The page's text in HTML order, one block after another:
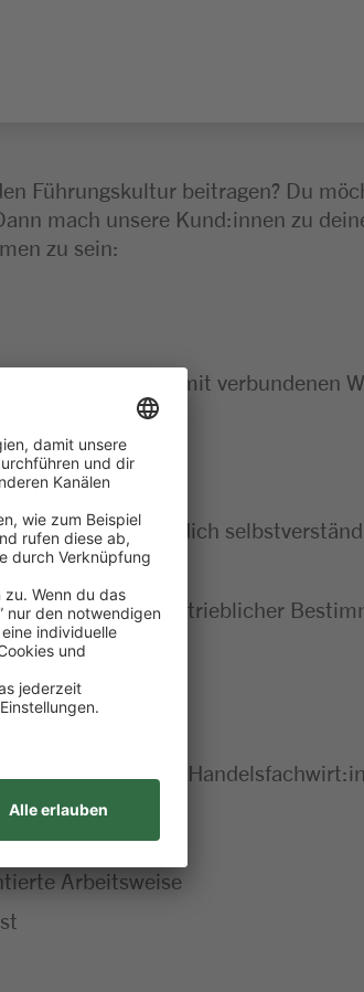
Führungskultur beitragen? Du
mach unsere Kund:innen zu
zu sein:
realisierst die damit verbundenen
sind für dich
und betrieblicher
Abschluss als
im Verkauf
Arbeitsweise